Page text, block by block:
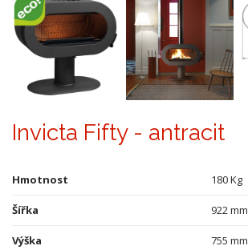
Invicta Fifty - antracit
Hmotnost 180 Kg
Šířka 922 mm
Výška 755 mm